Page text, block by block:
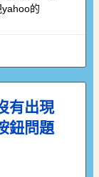
的
有出現
鈕問題